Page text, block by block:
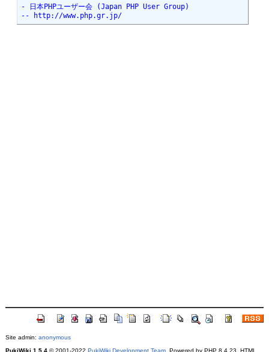
- 日本PHPユーザー会 (Japan PHP User Group)
-- http://www.php.gr.jp/
Site admin: anonymous
PukiWiki 1.5.4© 2001-2022 PukiWiki Development Team. Powered by PHP 8.4.23. HTML